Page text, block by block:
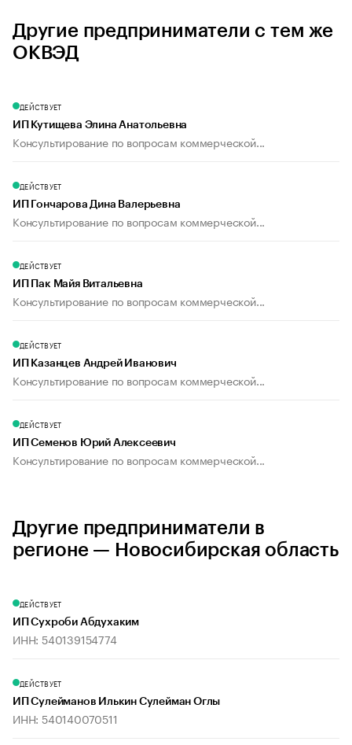
Другие предприниматели с тем же
ОКВЭД
ДЕЙСТВУЕТ
ИП Кутищева Элина Анатольевна
Консультирование по вопросам коммерческой...
ДЕЙСТВУЕТ
ИП Гончарова Дина Валерьевна
Консультирование по вопросам коммерческой...
ДЕЙСТВУЕТ
ИП Пак Майя Витальевна
Консультирование по вопросам коммерческой...
ДЕЙСТВУЕТ
ИП Казанцев Андрей Иванович
Консультирование по вопросам коммерческой...
ДЕЙСТВУЕТ
ИП Семенов Юрий Алексеевич
Консультирование по вопросам коммерческой...
Другие предприниматели в
регионе — Новосибирская область
ДЕЙСТВУЕТ
ИП Сухроби Абдухаким
ИНН: 540139154774
ДЕЙСТВУЕТ
ИП Сулейманов Илькин Сулейман Оглы
ИНН: 540140070511